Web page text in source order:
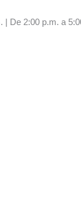
| De 2:00 p.m. a